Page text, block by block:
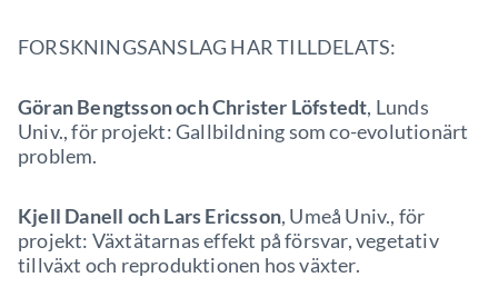
FORSKNINGSANSLAG HAR TILLDELATS:
Göran Bengtsson och Christer Löfstedt, Lunds
Univ., för projekt: Gallbildning som co-evolutionärt
problem.
Kjell Danell och Lars Ericsson, Umeå Univ., för
projekt: Växtätarnas effekt på försvar, vegetativ
tillväxt och reproduktionen hos växter.